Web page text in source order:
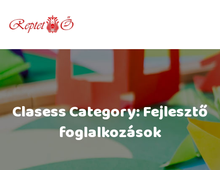
content
Clasess Category:Fejlesztő
foglalkozások